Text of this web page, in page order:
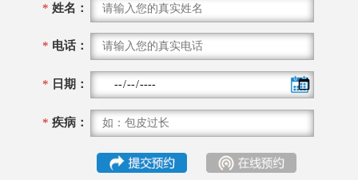
* 姓名：
* 电话：
* 日期：
* 疾病：